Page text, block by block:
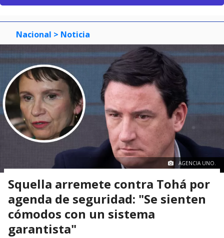
Nacional > Noticia
AGENCIA UNO.
Squella arremete contra Tohá por
agenda de seguridad: "Se sienten
cómodos con un sistema
garantista"